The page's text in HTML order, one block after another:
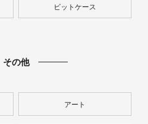
ビットケース
その他
アート